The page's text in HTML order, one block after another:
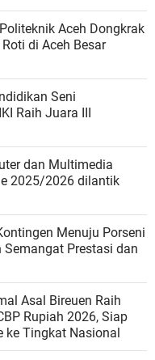
Aceh Dongkrak
di Aceh Besar
Seni
Raih Juara III
dan Multimedia
2025/2026 dilantik
Menuju Porseni
Semangat Prestasi dan
Asal Bireuen Raih
Rupiah 2026, Siap
ke Tingkat Nasional